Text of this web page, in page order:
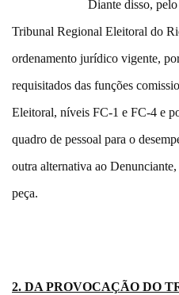
Diante disso, pelo
Tribunal Regional Eleitoral do
ordenamento jurídico vigente,
requisitados das funções
Eleitoral, níveis FC-1 e FC-4 e
quadro de pessoal para o
outra alternativa ao
peça.
2. DA PROVOCAÇÃO DO